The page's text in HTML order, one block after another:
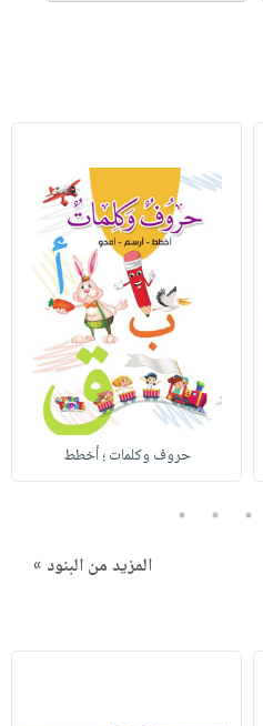
حروف وكلمات ؛ أخطط
3
4
5
المزيد من البنود »